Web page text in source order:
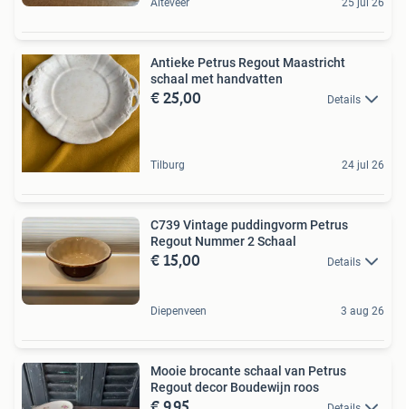
Antieke Petrus Regout Maastricht
schaal met handvatten
€ 25,00 Details
Tilburg 24 jul 26
C739 Vintage puddingvorm Petrus
Regout Nummer 2 Schaal
€ 15,00 Details
Diepenveen 3 aug 26
Mooie brocante schaal van Petrus
Regout decor Boudewijn roos